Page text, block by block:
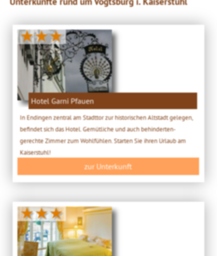
★★★
Hotel Garni Pfauen
In Endingen zentral am Stadttor zur historischen Altstadt gelegen,
befindet sich das Hotel. Gemütliche und auch behinderten-
gerechte Zimmer zum Wohlfühlen. Starten Sie ihren Urlaub am
Kaiserstuhl!
zur Unterkunft
★★★